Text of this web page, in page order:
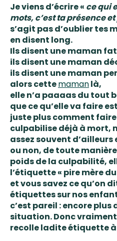
Je viens d’écrire « ce qui
mots, c’est ta présence
s’agit pas d’oublier tes
en disent long.
Ils disent une maman
ils disent une maman
ils disent une maman
alors cettemamanlà,
elle n’a paaaas du tout
que ce qu’elle va faire
juste plus comment
culpabilise déjà à mort,
assez souvent d’ailleurs
ou non, de toute
poids de la culpabilité,
l’étiquette « pire mère
et vous savez ce qu’on
étiquettes sur nos
c’est pareil : encore
situation. Donc vraiment
recolle ladite étiquette